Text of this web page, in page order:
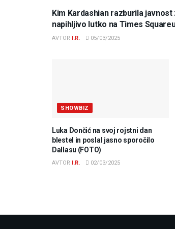
Kim Kardashian razburila
napihljivo lutko na Times
AVTOR I.R. 05/03/2025
SHOWBIZ
Luka Dončić na svoj rojstni dan
blestel in poslal jasno sporočilo
Dallasu (FOTO)
AVTOR I.R. 02/03/2025